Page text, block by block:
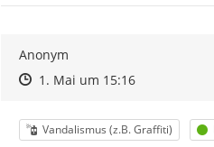
Anonym
Zeitpunkt des Erstellens
Zeitpunkt des Erstellens
1. Mai um 15:16Zur Äußerung
Kategorie
Vandalismus (z.B. Graffiti)